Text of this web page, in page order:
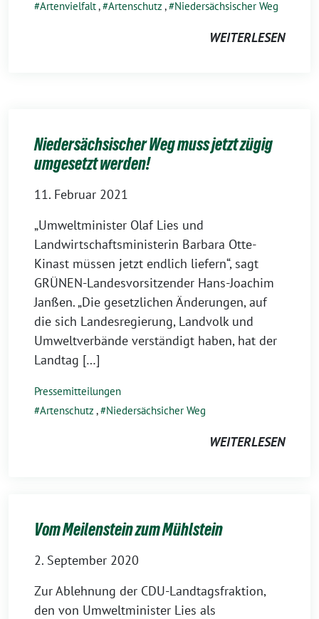
Artenvielfalt, Artenschutz , Niedersächsischer Weg
WEITERLESEN
Niedersächsischer Weg muss jetzt zügig
umgesetzt werden!
11. Februar 2021
„Umweltminister Olaf Lies und
Landwirtschaftsministerin Barbara Otte-
Kinast müssen jetzt endlich liefern“, sagt
GRÜNEN-Landesvorsitzender Hans-Joachim
Janßen. „Die gesetzlichen Änderungen, auf
die sich Landesregierung, Landvolk und
Umweltverbände verständigt haben, hat der
Landtag […]
Pressemitteilungen
Artenschutz , Niedersächsicher Weg
WEITERLESEN
Vom Meilenstein zum Mühlstein
2. September 2020
Zur Ablehnung der CDU-Landtagsfraktion,
den von Umweltminister Lies als